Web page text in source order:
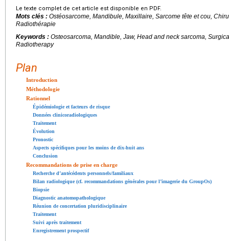
Le texte complet de cet article est disponible en PDF.
Mots clés : Ostéosarcome, Mandibule, Maxillaire, Sarcome tête et cou,
Radiothérapie
Keywords : Osteosarcoma, Mandible, Jaw, Head and neck sarcoma,
Radiotherapy
Plan
Introduction
Méthodologie
Rationnel
Épidémiologie et facteurs de risque
Données clinicoradiologiques
Traitement
Évolution
Pronostic
Aspects spécifiques pour les moins de dix-huit ans
Conclusion
Recommandations de prise en charge
Recherche d’antécédents personnels/familiaux
Bilan radiologique (cf. recommandations générales pour l’imagerie du GroupOs)
Biopsie
Diagnostic anatomopathologique
Réunion de concertation pluridisciplinaire
Traitement
Suivi après traitement
Enregistrement prospectif